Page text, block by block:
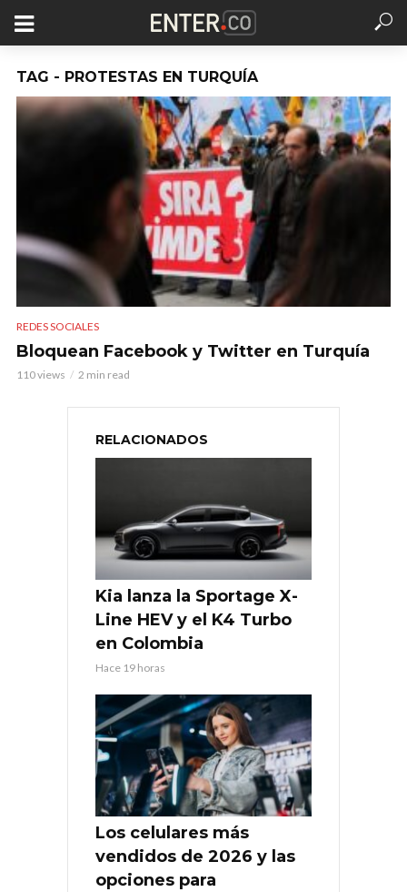
TAG - PROTESTAS EN TURQUÍA
REDES SOCIALES
Bloquean Facebook y Twitter en Turquía
110 views 2 min read
RELACIONADOS
Kia lanza la Sportage X-
Line HEV y el K4 Turbo
en Colombia
Hace 19 horas
Los celulares más
vendidos de 2026 y las
opciones para